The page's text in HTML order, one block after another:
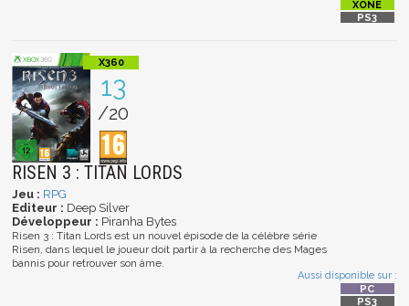
13
/20
RISEN 3 : TITAN LORDS
Jeu : RPG
Editeur : Deep Silver
Développeur : Piranha Bytes
Risen 3 : Titan Lords est un nouvel épisode de la célèbre série
Risen, dans lequel le joueur doit partir à la recherche des Mages
bannis pour retrouver son âme.
Aussi disponible sur :